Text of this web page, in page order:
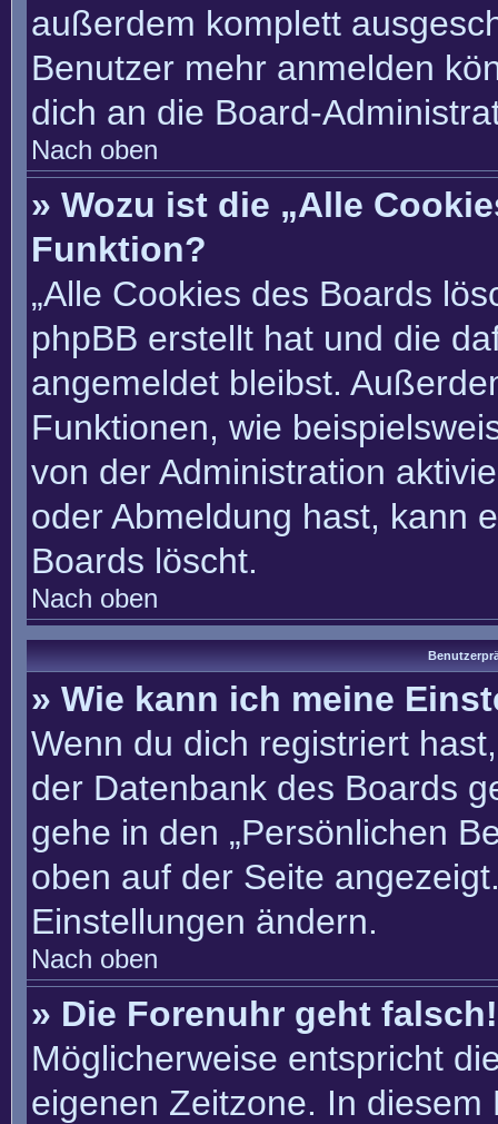
außerdem komplett
Benutzer mehr anmelden
dich an die Board-
Nach oben
» Wozu ist die „Alle
Funktion?
„Alle Cookies des Boards
phpBB erstellt hat und die
angemeldet bleibst.
Funktionen, wie
von der Administration
oder Abmeldung hast, kann
Boards löscht.
Nach oben
» Wie kann ich meine
Wenn du dich registriert
der Datenbank des Boards
gehe in den „Persönlichen
oben auf der Seite
Einstellungen ändern.
Nach oben
» Die Forenuhr geht falsch!
Möglicherweise entspricht
eigenen Zeitzone. In diesem